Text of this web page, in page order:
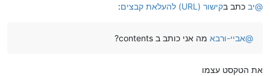
@יב כתב בקישור (URL) להעלאת קבצים :
@אביי-ורבא מה אני כותב ב contents?
את הטקסט עצמו